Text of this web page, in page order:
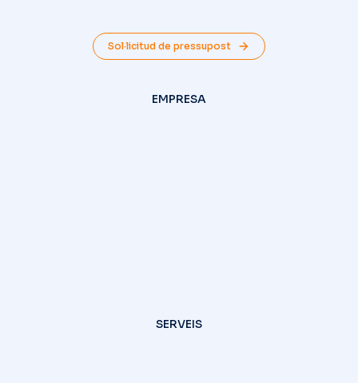
Sol·licitud de pressupost
EMPRESA
SERVEIS